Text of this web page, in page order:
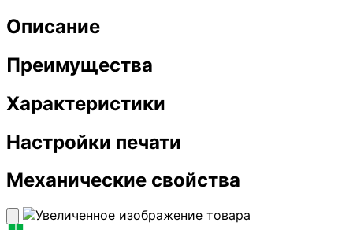
Описание
Преимущества
Характеристики
Настройки печати
Механические свойства